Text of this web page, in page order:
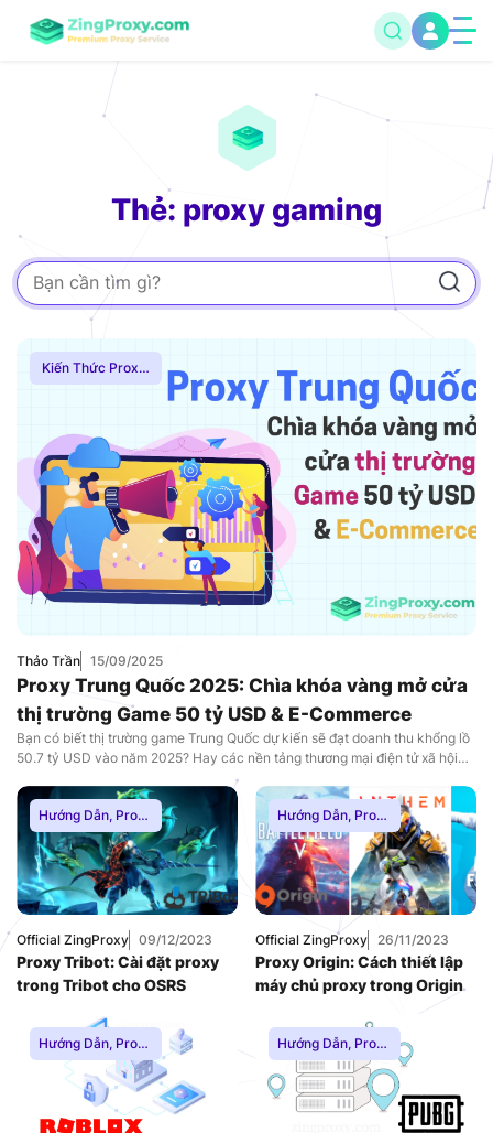
Thẻ: proxy gaming
Kiến Thức Proxy,
Thuê Proxy Nước
Thảo Trần 15/09/2025
Proxy Trung Quốc 2025: Chìa khóa vàng mở cửa
thị trường Game 50 tỷ USD & E-Commerce
Bạn có biết thị trường game Trung Quốc dự kiến sẽ đạt doanh thu khổng lồ
50.7 tỷ USD vào năm 2025? Hay các nền tảng thương mại điện tử xã hội
như Douyin (TikTok Trung Quốc) đang tạo ra những triệu phú đô la mỗi
ngày? Đây không phải là những con số viển […]
Hướng Dẫn, Proxy
Chơi Game,Proxy
Dân Cư,Proxy
SOCKS5,Thuê
Proxy Nước Ngoài,
Thuê Proxy US,
Thuê Proxy Việt
Nam
Uncategorized
Official ZingProxy 09/12/2023
Proxy Tribot: Cài đặt proxy
trong Tribot cho OSRS
Hướng Dẫn, Proxy
Chơi Game,Proxy
Dân Cư,Proxy
SOCKS5,Thuê
Proxy Nước Ngoài,
Thuê Proxy US,
Thuê Proxy Việt
Nam
Uncategorized
Official ZingProxy 26/11/2023
Proxy Origin: Cách thiết lập
máy chủ proxy trong Origin
Hướng Dẫn, Proxy
Chơi Game,Proxy
Dân Cư,Proxy
SOCKS5,Thuê
Proxy Nước Ngoài
Hướng Dẫn, Proxy
Chơi Game,Proxy
Dân Cư , Proxy
SOCKS5 ,Thuê